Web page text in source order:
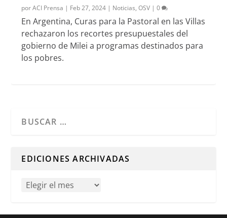
porACI Prensa | Feb 27, 2024 | Noticias,OSV |0
En Argentina, Curas para la Pastoral en las Villas
rechazaron los recortes presupuestales del
gobierno de Milei a programas destinados para
los pobres.
EDICIONES ARCHIVADAS